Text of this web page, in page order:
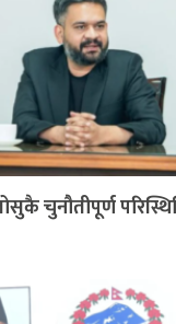
चुनौतीपूर्ण